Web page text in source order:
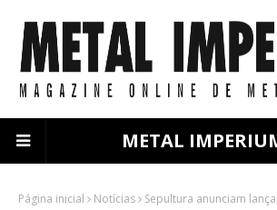
METAL
Página inicial Notícias Sepultura anunciam